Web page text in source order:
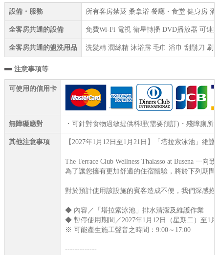
設備・服務 所有客房禁菸 桑拿浴 餐廳・食堂 健身房
全客房共通的設備 免費Wi-Fi 電視 衛星轉播 DVD播放器 可連
全客房共通的盥洗用品 洗髮精 潤絲精 沐浴露 毛巾 浴巾 刮鬍刀 刷
注意事項等
可使用的信用卡
無障礙應對 ・可針對食物過敏提供料理(需要預訂)・殘障廁所
其他注意事項 【2027年1月12日至1月21日】「塔拉索泳池」維護
The Terrace Club Wellness Thalasso at Busena 一
為了讓您擁有更加舒適的住宿體驗，將於下列期
對於預計使用該設施的賓客造成不便，我們深感抱
◆ 內容／「塔拉索泳池」排水清潔及維護作業
◆ 暫停使用期間／2027年1月12日（星期二）至1
※ 可能產生施工聲音之時間：9:00～17:00
-------------